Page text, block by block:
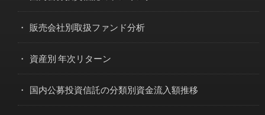
販売会社別取扱ファンド分析
資産別 年次リターン
国内公募投資信託の分類別資金流入額推移